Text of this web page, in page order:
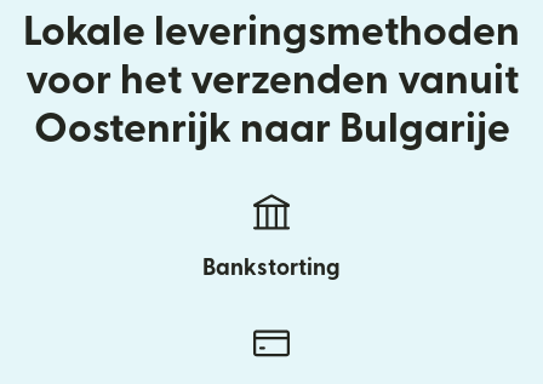
Lokale leveringsmethoden
voor het verzenden vanuit
Oostenrijk naar Bulgarije
Bankstorting